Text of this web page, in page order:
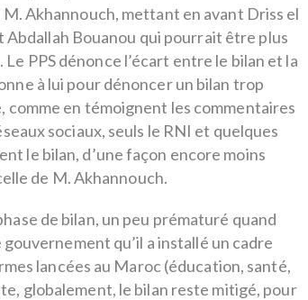
Akhannouch, mettant en avant Driss el
Bouanou qui pourrait être plus
PPS dénonce l’écart entre le bilan et la
à lui pour dénoncer un bilan trop
comme en témoignent les commentaires
sociaux, seuls le RNI et quelques
le bilan, d’une façon encore moins
de M. Akhannouch.
de bilan, un peu prématuré quand
qu’il a installé un cadre
lancées au Maroc (éducation, santé,
globalement, le bilan reste mitigé, pour
Rabat : le campus de l'UM6P
accueille la 2ᵉ cohorte du
programme LEAD